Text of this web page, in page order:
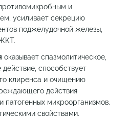
и
усиливает секрецию
поджелудочной железы,
оказывает спазмолитическое,
способствует
клиренса и очищению
действия
патогенных микроорганизмов.
свойствами.